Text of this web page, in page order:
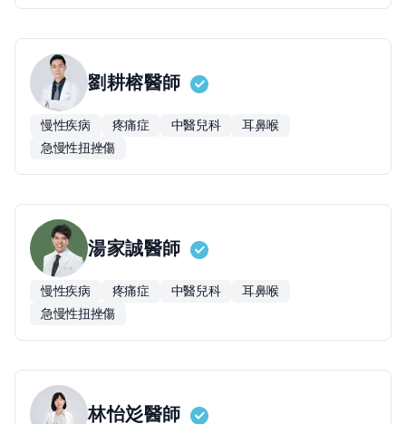
劉耕榕醫師
慢性疾病 疼痛症 中醫兒科
耳鼻喉
急慢性扭挫傷
湯家誠醫師
慢性疾病 疼痛症 中醫兒科
耳鼻喉
急慢性扭挫傷
林怡彣醫師